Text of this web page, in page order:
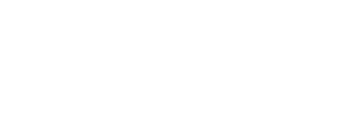
seus. Para empresas, isso se traduz em controle total
minimalista para uma linha moderna de produtos de skincare
da categoria Adesivos e Etiquetas permitem
com suas artes para vender em feiras, ou